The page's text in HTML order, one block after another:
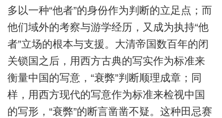
多以一种“他者”的身份作为判断的立足点；而
他们域外的考察与游学经历，又成为执持“他
者”立场的根本与支援。大清帝国数百年的闭
关锁国之后，用西方古典的写实作为标准来
衡量中国的写意，“衰弊”判断顺理成章；同
样，用西方现代的写意作为标准来检视中国
的写形，“衰弊”的断言凿凿不疑。这种田忌赛